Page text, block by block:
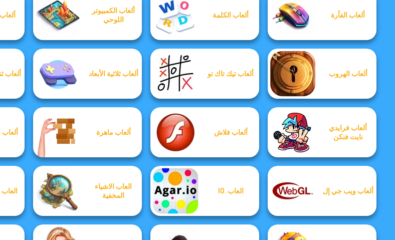
ألعاب الفأرة ألعاب الكلمة
ألعاب الكمبيوتر
اللوحي
ألعاب الهروب ألعاب تيك تاك تو ألعاب ثلاثية الأبعاد ألعاب
ألعاب فرايدي
نايت فنكن
ألعاب فلاش ألعاب ماهرة
ألعاب ويب جي إل العاب .IO
العاب الاشياء
المخفية
العاب